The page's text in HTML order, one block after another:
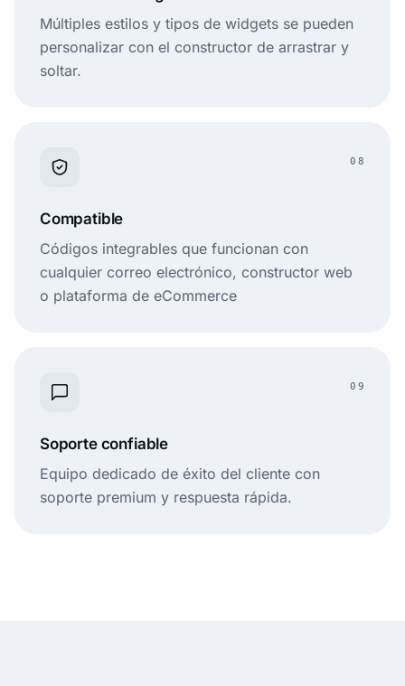
Múltiples estilos y tipos de widgets se pueden
personalizar con el constructor de arrastrar y
soltar.
08
Compatible
Códigos integrables que funcionan con
cualquier correo electrónico, constructor web
o plataforma de eCommerce
09
Soporte confiable
Equipo dedicado de éxito del cliente con
soporte premium y respuesta rápida.